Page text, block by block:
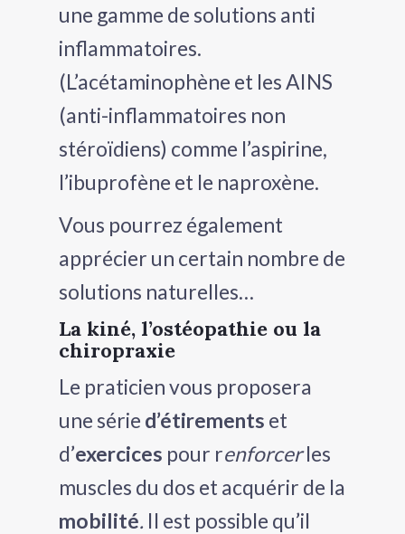
une gamme de solutions anti
inflammatoires.
(L’acétaminophène et les AINS
(anti-inflammatoires non
stéroïdiens) comme l’aspirine,
l’ibuprofène et le naproxène.
Vous pourrez également
apprécier un certain nombre de
solutions naturelles…
La kiné, l’ostéopathie ou la
chiropraxie
Le praticien vous proposera
une série d’étirements et
d’exercices pour renforcerles
muscles du dos et acquérir de la
mobilité. Il est possible qu’il